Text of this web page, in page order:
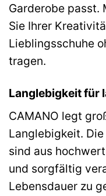
Garderobe passt.
Sie Ihrer
Lieblingsschuhe
tragen.
Langlebigkeit für
CAMANO legt
Langlebigkeit.
sind aus
und sorgfältig
Lebensdauer zu